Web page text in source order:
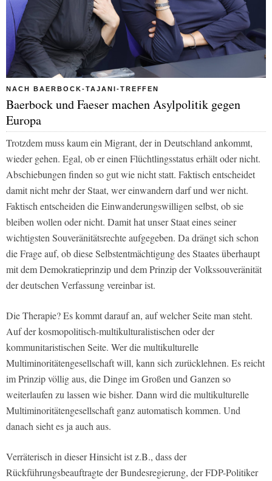
NACH BAERBOCK-TAJANI-TREFFEN
Baerbock und Faeser machen Asylpolitik gegen
Europa
Trotzdem muss kaum ein Migrant, der in Deutschland ankommt,
wieder gehen. Egal, ob er einen Flüchtlingsstatus erhält oder nicht.
Abschiebungen finden so gut wie nicht statt. Faktisch entscheidet
damit nicht mehr der Staat, wer einwandern darf und wer nicht.
Faktisch entscheiden die Einwanderungswilligen selbst, ob sie
bleiben wollen oder nicht. Damit hat unser Staat eines seiner
wichtigsten Souveränitätsrechte aufgegeben. Da drängt sich schon
die Frage auf, ob diese Selbstentmächtigung des Staates überhaupt
mit dem Demokratieprinzip und dem Prinzip der Volkssouveränität
der deutschen Verfassung vereinbar ist.
Die Therapie? Es kommt darauf an, auf welcher Seite man steht.
Auf der kosmopolitisch-multikulturalistischen oder der
kommunitaristischen Seite. Wer die multikulturelle
Multiminoritätengesellschaft will, kann sich zurücklehnen. Es reicht
im Prinzip völlig aus, die Dinge im Großen und Ganzen so
weiterlaufen zu lassen wie bisher. Dann wird die multikulturelle
Multiminoritätengesellschaft ganz automatisch kommen. Und
danach sieht es ja auch aus.
Verräterisch in dieser Hinsicht ist z.B., dass der
Rückführungsbeauftragte der Bundesregierung, der FDP-Politiker